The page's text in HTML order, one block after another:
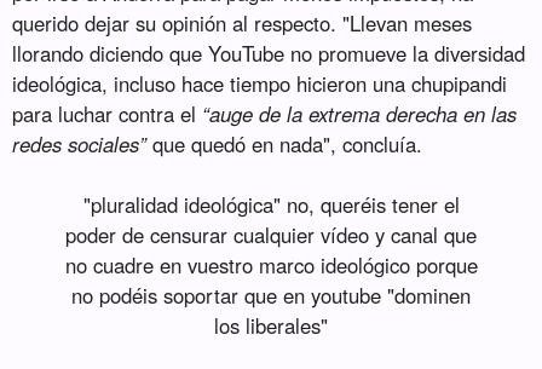
querido dejar su opinión al respecto. "Llevan meses
llorando diciendo que YouTube no promueve la diversidad
ideológica, incluso hace tiempo hicieron una chupipandi
para luchar contra el “auge de la extrema derecha en las
redes sociales”que quedó en nada", concluía.
"pluralidad ideológica" no, queréis tener el
poder de censurar cualquier vídeo y canal que
no cuadre en vuestro marco ideológico porque
no podéis soportar que en youtube "dominen
los liberales"